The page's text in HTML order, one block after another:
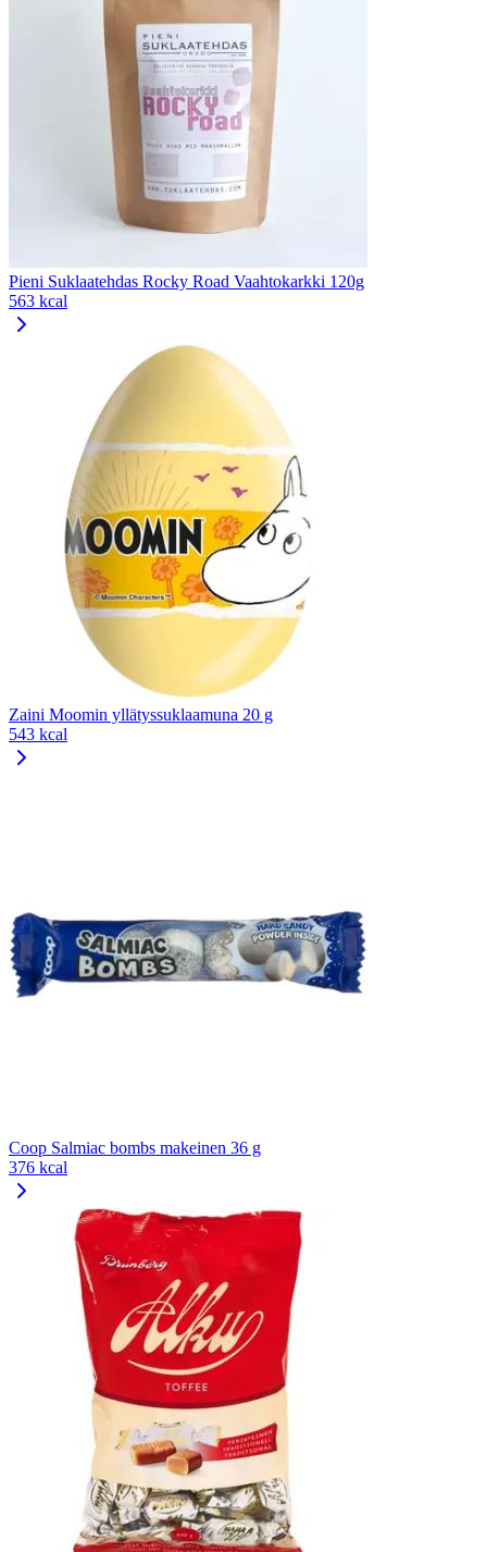
Pieni Suklaatehdas Rocky Road Vaahtokarkki 120g
563 kcal
Zaini Moomin yllätyssuklaamuna 20 g
543 kcal
Coop Salmiac bombs makeinen 36 g
376 kcal